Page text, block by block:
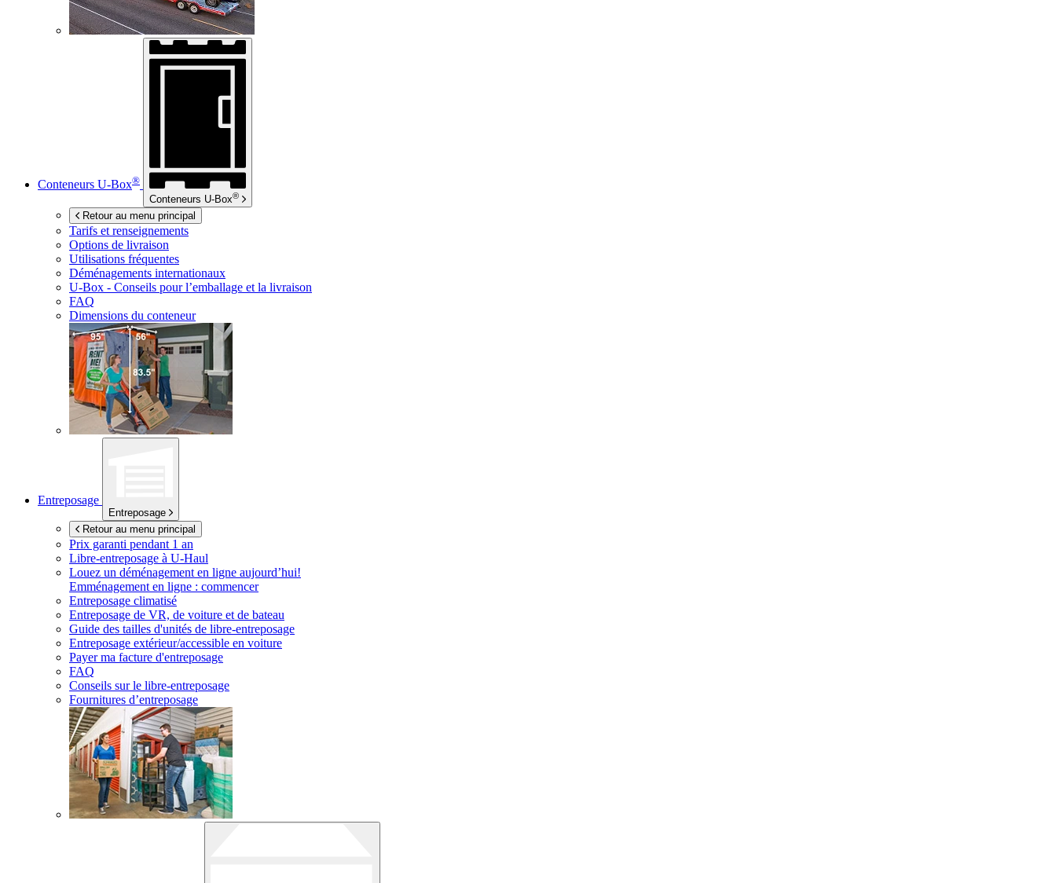
Conteneurs U-Box®
Conteneurs U-Box®
Retour au menu principal
Tarifs et renseignements
Options de livraison
Utilisations fréquentes
Déménagements internationaux
U-Box - Conseils pour l’emballage et la livraison
FAQ
Dimensions du conteneur
Entreposage
Entreposage
Retour au menu principal
Prix garanti pendant 1 an
Libre-entreposage à U-Haul
Louez un déménagement en ligne aujourd’hui!
Emménagement en ligne : commencer
Entreposage climatisé
Entreposage de VR, de voiture et de bateau
Guide des tailles d'unités de libre-entreposage
Entreposage extérieur/accessible en voiture
Payer ma facture d'entreposage
FAQ
Conseils sur le libre-entreposage
Fournitures d’entreposage